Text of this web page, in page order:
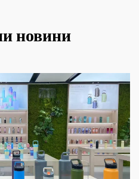
новини